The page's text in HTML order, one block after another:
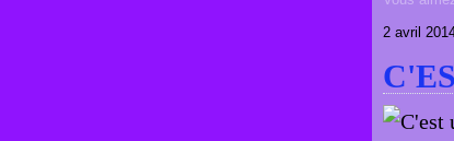
2 avril